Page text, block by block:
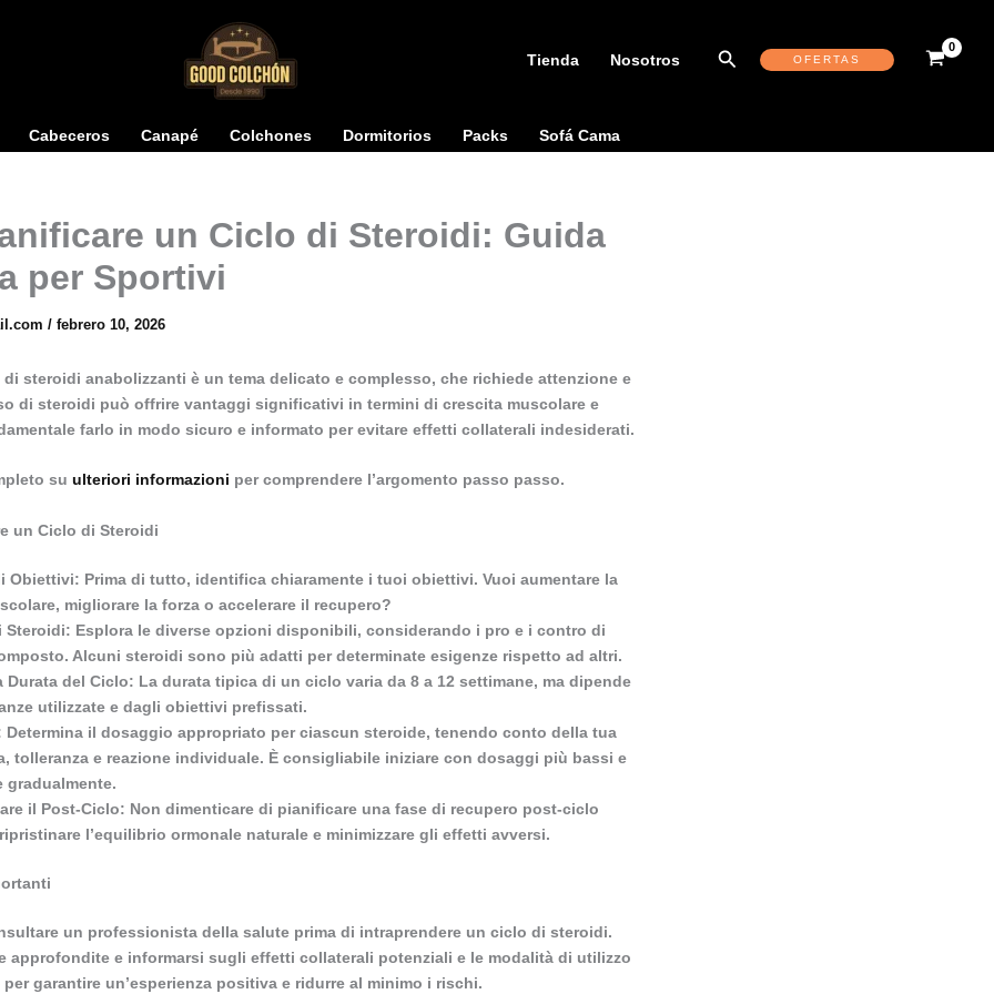
Tienda Nosotros Buscar OFERTAS
Cabeceros Canapé Colchones Dormitorios Packs Sofá Cama
un Ciclo di Steroidi: Guida
per Sportivi
/ febrero 10, 2026
steroidi anabolizzanti è un tema delicato e complesso, che richiede attenzione e
di steroidi può offrire vantaggi significativi in termini di crescita muscolare e
farlo in modo sicuro e informato per evitare effetti collaterali indesiderati.
su ulteriori informazioni per comprendere l’argomento passo passo.
un Ciclo di Steroidi
Obiettivi: Prima di tutto, identifica chiaramente i tuoi obiettivi. Vuoi aumentare la
migliorare la forza o accelerare il recupero?
Steroidi: Esplora le diverse opzioni disponibili, considerando i pro e i contro di
Alcuni steroidi sono più adatti per determinate esigenze rispetto ad altri.
Durata del Ciclo: La durata tipica di un ciclo varia da 8 a 12 settimane, ma dipende
utilizzate e dagli obiettivi prefissati.
Determina il dosaggio appropriato per ciascun steroide, tenendo conto della tua
tolleranza e reazione individuale. È consigliabile iniziare con dosaggi più bassi e
gradualmente.
il Post-Ciclo: Non dimenticare di pianificare una fase di recupero post-ciclo
l’equilibrio ormonale naturale e minimizzare gli effetti avversi.
un professionista della salute prima di intraprendere un ciclo di steroidi.
approfondite e informarsi sugli effetti collaterali potenziali e le modalità di utilizzo
garantire un’esperienza positiva e ridurre al minimo i rischi.